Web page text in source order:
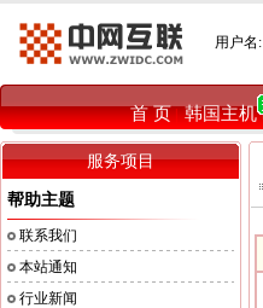
用户名:
首 页|韩国主机
服务项目
帮助主题
联系我们
本站通知
行业新闻